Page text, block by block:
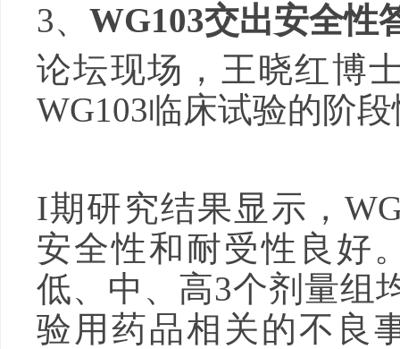
3、 WG103交出安全性
论坛现场，王晓红博
WG103临床试验的阶
I期研究结果显示，
安全性和耐受性良好
低、中、高3个剂量组
验用药品相关的不良